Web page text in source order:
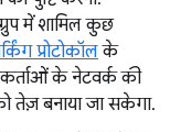
में शामिल कुछ
प्रोटोकॉलके
के नेटवर्क की
तेज़ बनाया जा सकेगा.